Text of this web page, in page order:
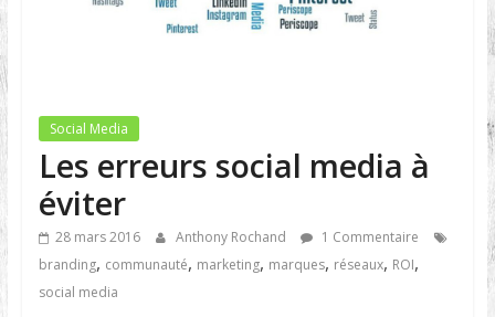
Social Media
Les erreurs social media à
éviter
28 mars 2016 Anthony Rochand
1 Commentaire
branding, communauté, marketing, marques, réseaux, ROI,
social media